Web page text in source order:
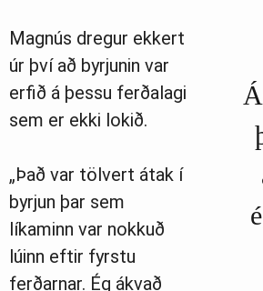
Magnús dregur ekkert
úr því að byrjunin var
erfið á þessu ferðalagi
sem er ekki lokið.
„Það var tölvert átak í
byrjun þar sem
líkaminn var nokkuð
lúinn eftir fyrstu
ferðarnar. Ég ákvað